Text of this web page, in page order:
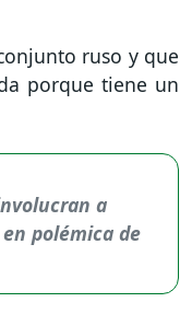
ruso y que
porque tiene un
a
polémica de